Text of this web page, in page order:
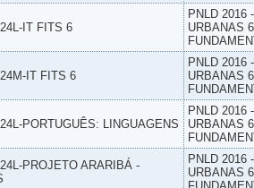
IT FITS 6
PNLD 2016
URBANAS
IT FITS 6
PNLD 2016
URBANAS
PORTUGUÊS: LINGUAGENS
PNLD 2016
URBANAS
PROJETO ARARIBÁ -
PNLD 2016
URBANAS